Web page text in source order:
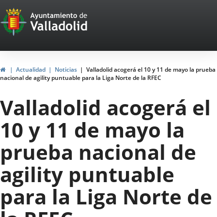
Portal
Web
del
Ayuntamiento
de
Valladolid
HomeActualidad Noticias
Valladolid acogerá el 10 y 11 de mayo la prueba
nacional de agility puntuable para la Liga Norte de la RFEC
Valladolid acogerá el
10 y 11 de mayo la
prueba nacional de
agility puntuable
para la Liga Norte de